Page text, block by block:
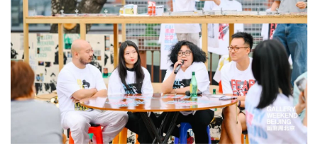
快闪店——1克力气多少钱？》则展示了其与小镇妇女协作的毛线织
赋予手作劳动以新的价值叙事。这些兼具功能性与观念性的艺术衍
通过快闪互动等形式，吸引了大量公众驻足体验和消费，有效延伸
活动的公共边界。
本届画廊周北京特别邀请演员、艺术自媒体“阿特脑壳”主理人袁弘
传大使，以其广泛的公众影响力与独特的艺术视角，引领观众走进
代艺术最活跃的现场。从日常出发，探索艺术的更多可能，袁弘的